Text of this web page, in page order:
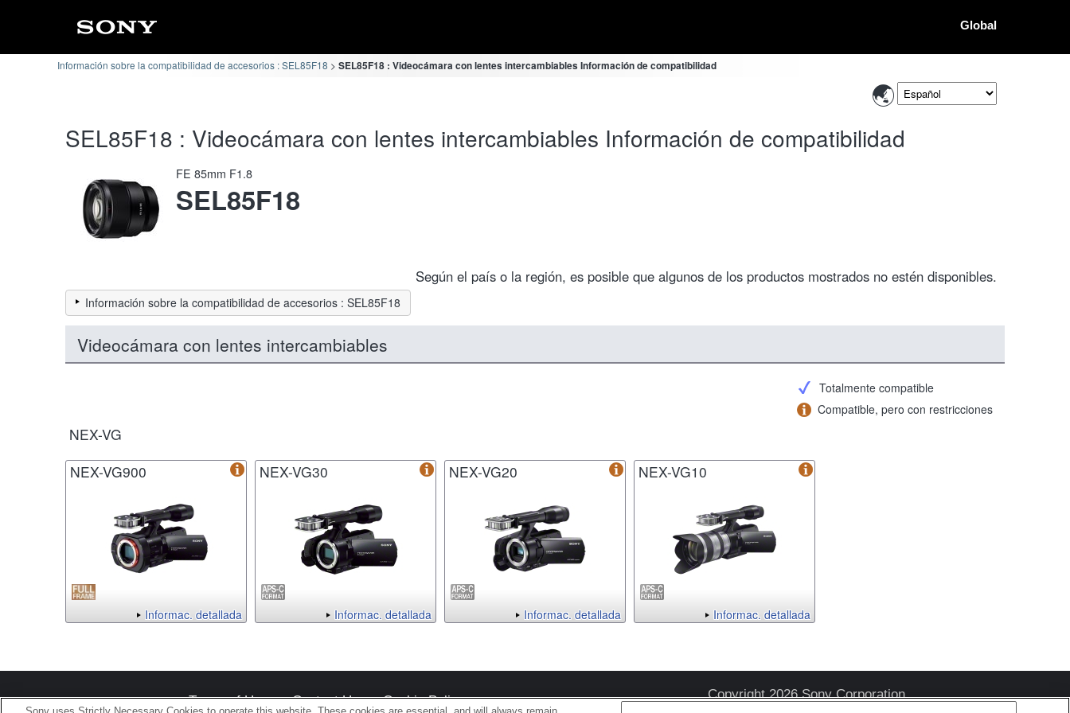
Global
Información sobre la compatibilidad de accesorios : SEL85F18 SEL85F18 : Videocámara con lentes intercambiables Información de compatibilidad
SEL85F18 : Videocámara con lentes intercambiables Información de compatibilidad
FE 85mm F1.8
SEL85F18
Según el país o la región, es posible que algunos de los productos mostrados no estén disponibles.
Información sobre la compatibilidad de accesorios : SEL85F18
Videocámara con lentes intercambiables
Totalmente compatible
Compatible, pero con restricciones
NEX-VG
NEX-VG900
Informac. detallada
NEX-VG30
Informac. detallada
NEX-VG20
Informac. detallada
NEX-VG10
Informac. detallada
Terms of Use Contact Us Cookie Policy Copyright 2026 Sony Corporation